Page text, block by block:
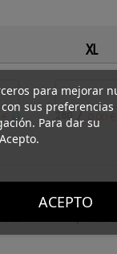
XL
280/
/
para mejorar
sus preferencias
Para dar su
ACEPTO